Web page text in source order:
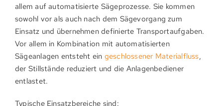
allem auf automatisierte Sägeprozesse. Sie kommen
sowohl vor als auch nach dem Sägevorgang zum
Einsatz und übernehmen definierte Transportaufgaben.
Vor allem in Kombination mit automatisierten
Sägeanlagen entsteht ein geschlossener Materialfluss,
der Stillstände reduziert und die Anlagenbediener
entlastet.
Typische Einsatzbereiche sind: